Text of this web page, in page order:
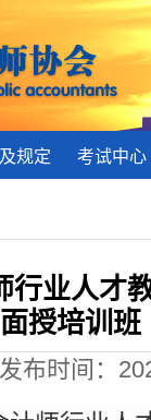
规定 考试中心
行业人才
面授培训班
布时间：